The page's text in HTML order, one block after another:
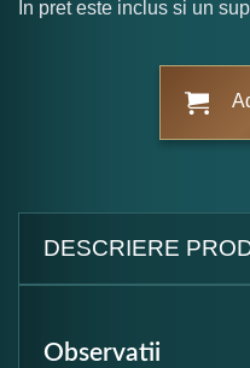
In pret este inclus si un
DESCRIERE
Observatii